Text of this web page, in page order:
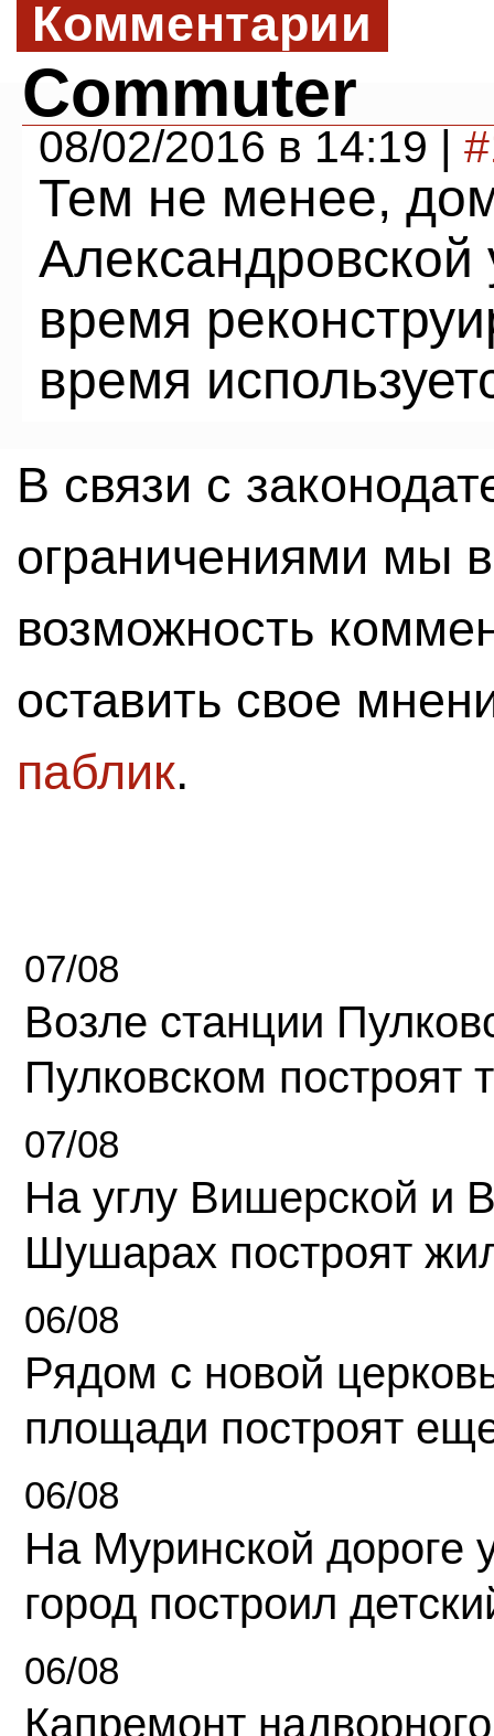
Комментарии
Commuter
08/02/2016 в 14:19 |
Тем не менее,
время
время
В связи с
ограничениями мы
возможность
оставить свое
паблик.
07/08
Возле станции
Пулковском построят
07/08
На углу Вишерской и
Шушарах построят
06/08
Рядом с новой
площади построят
06/08
На Муринской дороге
город построил
06/08
Капремонт